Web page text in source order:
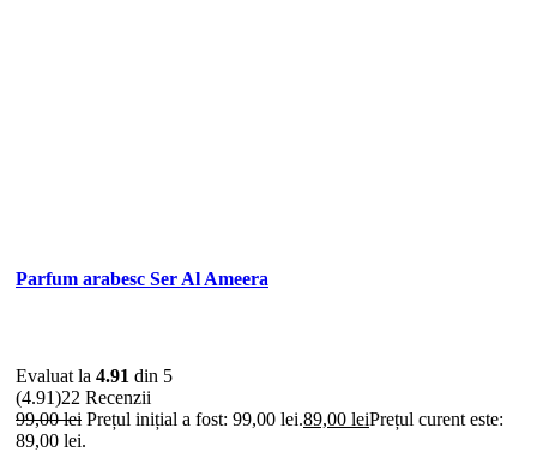
Parfum arabesc Ser Al Ameera
Evaluat la 4.91 din 5
(4.91)22 Recenzii
99,00lei Prețul inițial a fost: 99,00 lei.89,00 leiPrețul curent este:
89,00 lei.